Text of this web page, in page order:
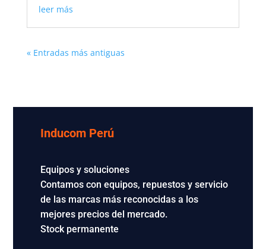
leer más
« Entradas más antiguas
Inducom Perú
Equipos y soluciones
Contamos con equipos, repuestos y servicio
de las marcas más reconocidas a los
mejores precios del mercado.
Stock permanente